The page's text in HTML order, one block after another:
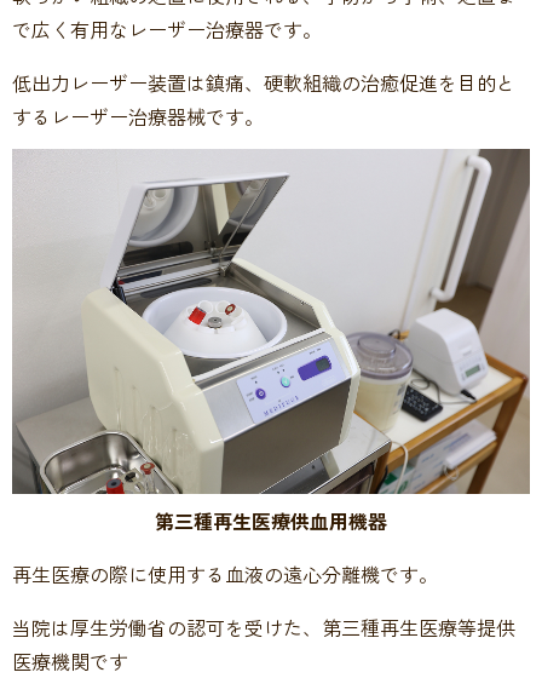
で広く有用なレーザー治療器です。
低出力レーザー装置は鎮痛、硬軟組織の治癒促進を目的と
するレーザー治療器械です。
第三種再生医療供血用機器
再生医療の際に使用する血液の遠心分離機です。
当院は厚生労働省の認可を受けた、第三種再生医療等提供
医療機関です